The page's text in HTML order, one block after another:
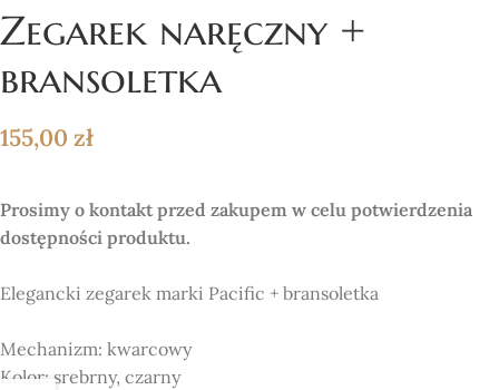
Zegarek naręczny +
bransoletka
155,00 zł
Prosimy o kontakt przed zakupem w celu potwierdzenia
dostępności produktu.
Elegancki zegarek marki Pacific + bransoletka
Mechanizm: kwarcowy
Kolor: srebrny, czarny